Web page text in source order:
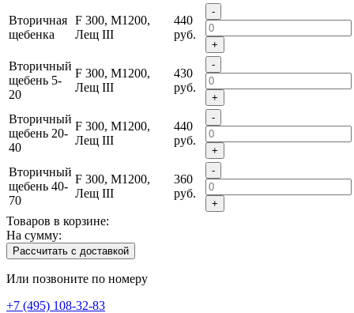
Вторичная
щебенка
F 300, М1200,
Лещ III
440
руб.
-
+
Вторичный
щебень 5-
20
F 300, М1200,
Лещ III
430
руб.
-
+
Вторичный
щебень 20-
40
F 300, М1200,
Лещ III
440
руб.
-
+
Вторичный
щебень 40-
70
F 300, М1200,
Лещ III
360
руб.
-
+
Товаров в корзине:
На сумму:
Рассчитать с доставкой
Или позвоните по номеру
+7 (495) 108-32-83